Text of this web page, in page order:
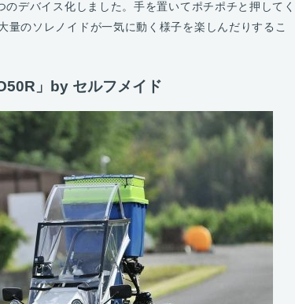
デバイス化しました。手を置いてポチポチと押してく
量のソレノイドが一気に動く様子を楽しんだりするこ
」by セルフメイド